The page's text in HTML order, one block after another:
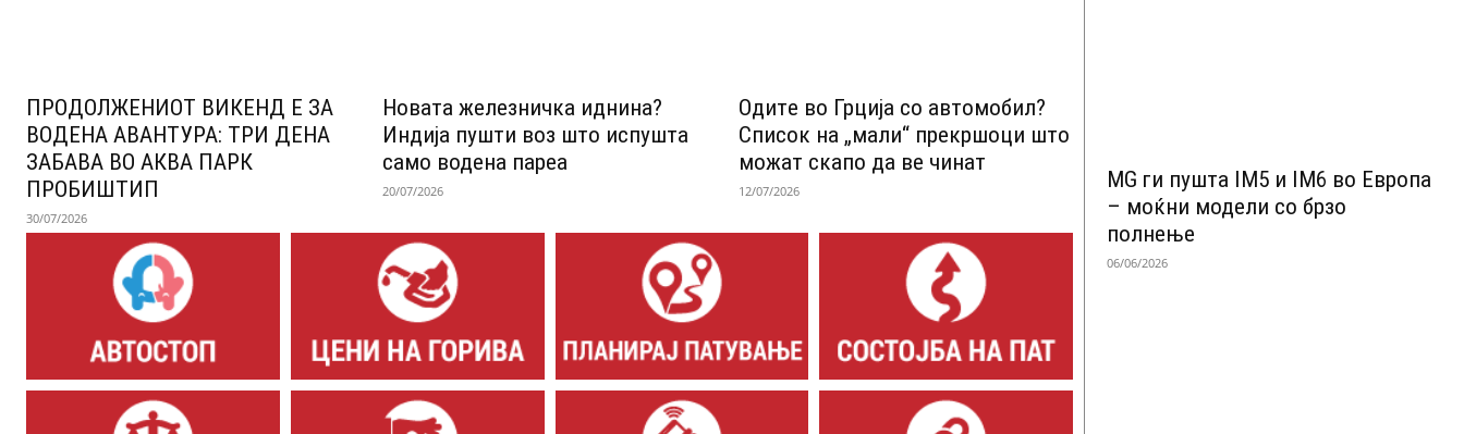
ПРОДОЛЖЕНИОТ ВИКЕНД Е ЗА
ВОДЕНА АВАНТУРА: ТРИ ДЕНА
ЗАБАВА ВО АКВА ПАРК
ПРОБИШТИП
30/07/2026
Новата железничка иднина?
Индија пушти воз што испушта
само водена пареа
20/07/2026
Одитe во Грција со автомобил?
Список на „мали“ прекршоци што
можат скапо да ве чинат
12/07/2026
MG ги пушта IM5 и IM6 во Европа
– моќни модели со брзо
полнење
06/06/2026